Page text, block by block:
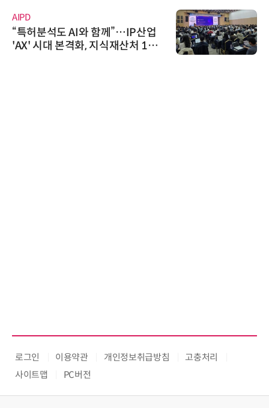
시큐어링크, 중소기업기술정보진
흥원 AI 초격차 R&D 사업 최종 선
로그인 이용약관 개인정보취급방침
고충처리
사이트맵
PC버전